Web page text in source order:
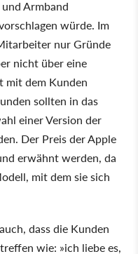
Armband
würde. Im
nur Gründe
nicht über eine
mit dem Kunden
sollten in das
einer Version der
Der Preis der Apple
erwähnt werden, da
mit dem sie sich
dass die Kunden
wie: »ich liebe es,